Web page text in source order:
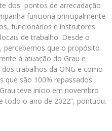
dos pontos de arrecadação
funciona principalmente
funcionários e instrutores
de trabalho. Desde o
que o propósito
à atuação do Grau e
trabalhos da ONG e como
que são 100% repassados
teve início em novembro
todo o ano de 2022”, pontuou.